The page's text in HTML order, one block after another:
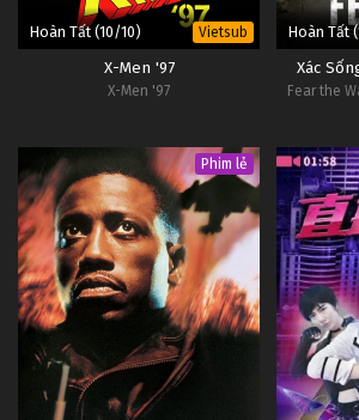
Tập 59
Đấu Phá Thương Khung
Đấu Phá Thương Khung
Tập 57
Đấu Phá Thương Khung
Tập 56
Đấu Phá Thương Khung
Tập 55
Hoàn Tất (10/10) Vietsub
X-Men '97
X-Men '97
Hoàn Tất
Xác
Fear the
Phim lẻ